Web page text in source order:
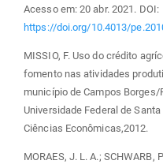
Acesso em: 20 abr. 2021. DOI:
https://doi.org/10.4013/
MISSIO, F. Uso do crédito
fomento nas atividades
município de Campos Borges/
Universidade Federal de
Ciências Econômicas,2012.
MORAES, J. L. A.;